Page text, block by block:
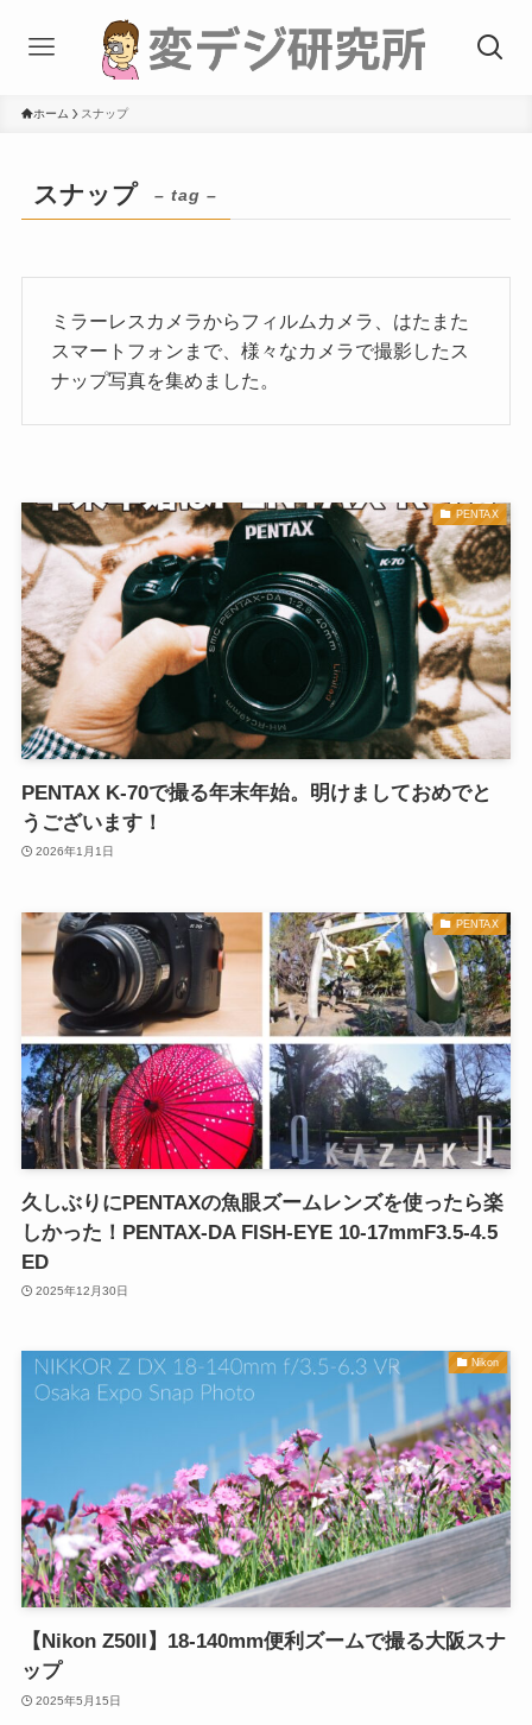
ホーム スナップ
スナップ – tag –
ミラーレスカメラからフィルムカメラ、はたまた
スマートフォンまで、様々なカメラで撮影したス
ナップ写真を集めました。
PENTAX
PENTAX K-70で撮る年末年始。明けましておめでと
うございます！
2026年1月1日
PENTAX
久しぶりにPENTAXの魚眼ズームレンズを使ったら楽
しかった！PENTAX-DA FISH-EYE 10-17mmF3.5-4.5
ED
2025年12月30日
Nikon
【Nikon Z50II】18-140mm便利ズームで撮る大阪スナ
ップ
2025年5月15日